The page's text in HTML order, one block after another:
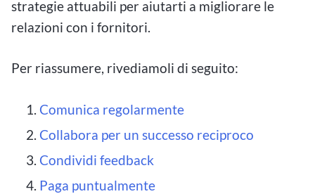
strategie attuabili per aiutarti a migliorare le
relazioni con i fornitori.
Per riassumere, rivediamoli di seguito:
Comunica regolarmente
Collabora per un successo reciproco
Condividi feedback
Paga puntualmente